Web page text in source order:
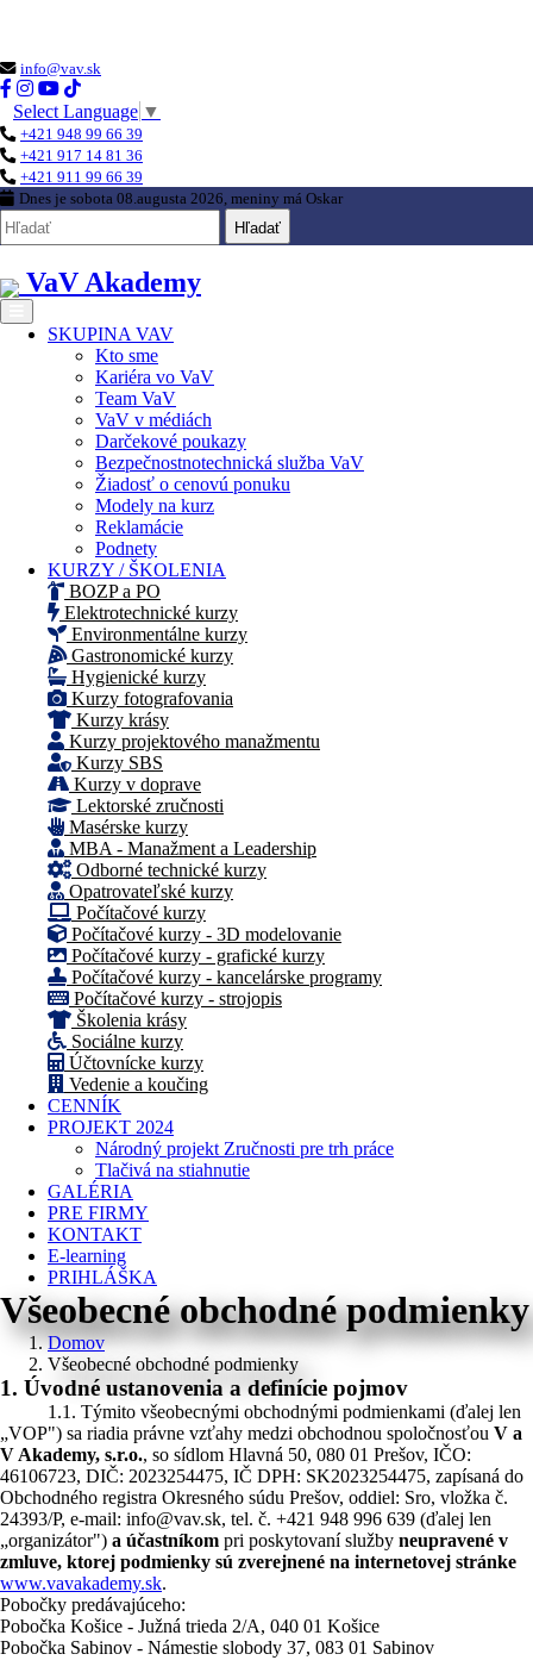
info@vav.sk
Select Language ▼
+421 948 99 66 39
+421 917 14 81 36
+421 911 99 66 39
Dnes je sobota 08.augusta 2026, meniny má Oskar
Hľadať
VaV Akademy
SKUPINA VAV
Kto sme
Kariéra vo VaV
Team VaV
VaV v médiách
Darčekové poukazy
Bezpečnostnotechnická služba VaV
Žiadosť o cenovú ponuku
Modely na kurz
Reklamácie
Podnety
KURZY / ŠKOLENIA
BOZP a PO
Elektrotechnické kurzy
Environmentálne kurzy
Gastronomické kurzy
Hygienické kurzy
Kurzy fotografovania
Kurzy krásy
Kurzy projektového manažmentu
Kurzy SBS
Kurzy v doprave
Lektorské zručnosti
Masérske kurzy
MBA - Manažment a Leadership
Odborné technické kurzy
Opatrovateľské kurzy
Počítačové kurzy
Počítačové kurzy - 3D modelovanie
Počítačové kurzy - grafické kurzy
Počítačové kurzy - kancelárske programy
Počítačové kurzy - strojopis
Školenia krásy
Sociálne kurzy
Účtovnícke kurzy
Vedenie a koučing
CENNÍK
PROJEKT 2024
Národný projekt Zručnosti pre trh práce
Tlačivá na stiahnutie
GALÉRIA
PRE FIRMY
KONTAKT
E-learning
PRIHLÁŠKA
Všeobecné obchodné podmienky
Domov
Všeobecné obchodné podmienky
1. Úvodné ustanovenia a definície pojmov
1.1. Týmito všeobecnými obchodnými podmienkami (ďalej len
„VOP") sa riadia právne vzťahy medzi obchodnou spoločnosťou V a
V Akademy, s.r.o., so sídlom Hlavná 50, 080 01 Prešov, IČO:
46106723, DIČ: 2023254475, IČ DPH: SK2023254475, zapísaná do
Obchodného registra Okresného súdu Prešov, oddiel: Sro, vložka č.
24393/P, e-mail: info@vav.sk, tel. č. +421 948 996 639 (ďalej len
„organizátor") a účastníkom pri poskytovaní služby neupravené v
zmluve, ktorej podmienky sú zverejnené na internetovej stránke
www.vavakademy.sk.
Pobočky predávajúceho:
Pobočka Košice - Južná trieda 2/A, 040 01 Košice
Pobočka Sabinov - Námestie slobody 37, 083 01 Sabinov